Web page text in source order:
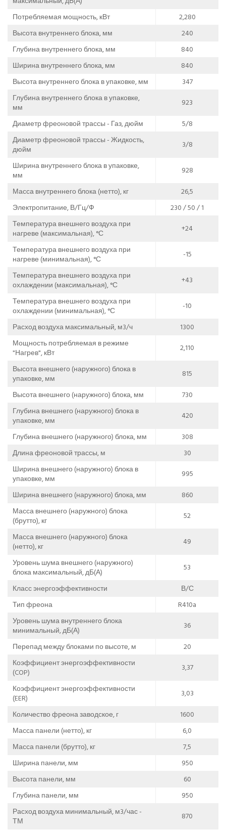
Потребляемая мощность, кВт
2,280
Высота внутреннего блока, мм
240
Глубина внутреннего блока, мм
840
Ширина внутреннего блока, мм
840
Высота внутреннего блока в упаковке, мм
347
Глубина внутреннего блока в упаковке,
мм
923
Диаметр фреоновой трассы - Газ, дюйм
5/8
Диаметр фреоновой трассы - Жидкость,
дюйм
3/8
Ширина внутреннего блока в упаковке,
мм
928
Масса внутреннего блока (нетто), кг
26,5
Электропитание, В/Гц/Ф
230 / 50 / 1
Температура внешнего воздуха при
нагреве (максимальная), °С
+24
Температура внешнего воздуха при
нагреве (минимальная), °С
-15
Температура внешнего воздуха при
охлаждении (максимальная), °С
+43
Температура внешнего воздуха при
охлаждении (минимальная), °С
-10
Расход воздуха максимальный, м3/ч
1300
Мощность потребляемая в режиме
"Нагрев", кВт
2,110
Высота внешнего (наружного) блока в
упаковке, мм
815
Высота внешнего (наружного) блока, мм
730
Глубина внешнего (наружного) блока в
упаковке, мм
420
Глубина внешнего (наружного) блока, мм
308
Длина фреоновой трассы, м
30
Ширина внешнего (наружного) блока в
упаковке, мм
995
Ширина внешнего (наружного) блока, мм
860
Масса внешнего (наружного) блока
(брутто), кг
52
Масса внешнего (наружного) блока
(нетто), кг
49
Уровень шума внешнего (наружного)
блока максимальный, дБ(А)
53
Класс энергоэффективности
В/С
Тип фреона
R410a
Уровень шума внутреннего блока
минимальный, дБ(А)
36
Перепад между блоками по высоте, м
20
Коэффициент энергоэффективности
(COP)
3,37
Коэффициент энергоэффективности
(EER)
3,03
Количество фреона заводское, г
1600
Масса панели (нетто), кг
6,0
Масса панели (брутто), кг
7,5
Ширина панели, мм
950
Высота панели, мм
60
Глубина панели, мм
950
Расход воздуха минимальный, м3/час -
ТМ
870